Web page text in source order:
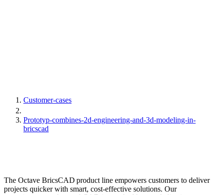
Customer-cases
Prototyp-combines-2d-engineering-and-3d-modeling-in-
bricscad
The Octave BricsCAD product line empowers customers to deliver
projects quicker with smart, cost-effective solutions. Our